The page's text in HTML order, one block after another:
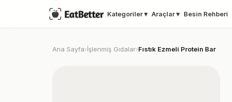
Kategoriler ▾ Araçlar ▾ Besin Rehberi
Ana Sayfa›İşlenmiş Gıdalar›Fıstık Ezmeli Protein Bar